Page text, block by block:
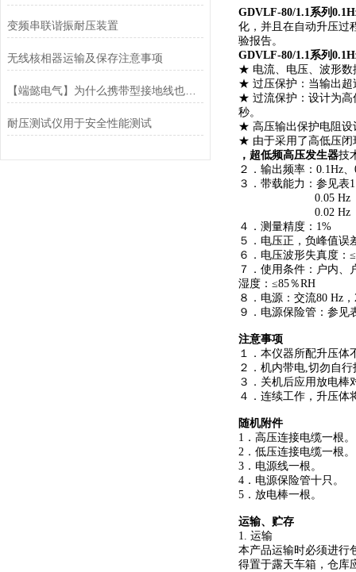
变频串联谐振耐压装置
无线核相器运输及保存注意事项
【端懿电气】为什么携带型接地线也称为三相短路接地线？
耐压测试仪用于安全性能测试
GDVLF-80/1.1系列
化，并且在自动升压过
验报告。
GDVLF-80/1.1系列
★ 电流、电压、波形数
★ 过压保护：当输出超
★ 过流保护：设计为高
秒。
★ 高压输出保护电阻设
★ 由于采用了高低压闭
，超低频高压发生器技
２．输出频率：0.1Hz
３．带载能力：参见
0.05 Hz zui
0.02 Hz zui
４．测量精度：1%
５．电压正，负峰值误
６．电压波形失真度：
７．使用条件：户内
湿度：≤85％RH
８．电源：交流80 Hz
９．电源保险管：参见
注意事项
１．本仪器所配升压体
２．机内带电,切勿自
３．关机后应用放电棒
４．连续工作，升压体
随机附件
1．高压连接电缆一根。
2．低压连接电缆一根。
3．电源线一根。
4．电源保险管十只。
5．放电棒一根。
运输、贮存
1. 运输
本产品运输时必须进行
得置于露天车箱，仓库